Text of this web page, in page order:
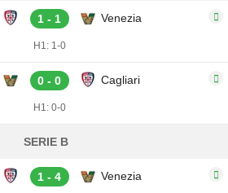
1 - 1 Venezia
H1: 1-0
0 - 0 Cagliari
H1: 0-0
SERIE B
1 - 4 Venezia